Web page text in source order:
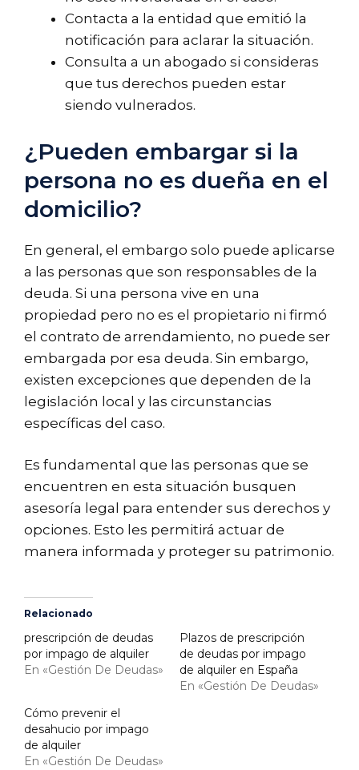
Contacta a la entidad que emitió la
notificación para aclarar la situación.
Consulta a un abogado si consideras
que tus derechos pueden estar
siendo vulnerados.
¿Pueden embargar si la
persona no es dueña en el
domicilio?
En general, el embargo solo puede aplicarse
a las personas que son responsables de la
deuda. Si una persona vive en una
propiedad pero no es el propietario ni firmó
el contrato de arrendamiento, no puede ser
embargada por esa deuda. Sin embargo,
existen excepciones que dependen de la
legislación local y las circunstancias
específicas del caso.
Es fundamental que las personas que se
encuentren en esta situación busquen
asesoría legal para entender sus derechos y
opciones. Esto les permitirá actuar de
manera informada y proteger su patrimonio.
Relacionado
prescripción de deudas
por impago de alquiler
En «Gestión De Deudas»
Plazos de prescripción
de deudas por impago
de alquiler en España
En «Gestión De Deudas»
Cómo prevenir el
desahucio por impago
de alquiler
En «Gestión De Deudas»